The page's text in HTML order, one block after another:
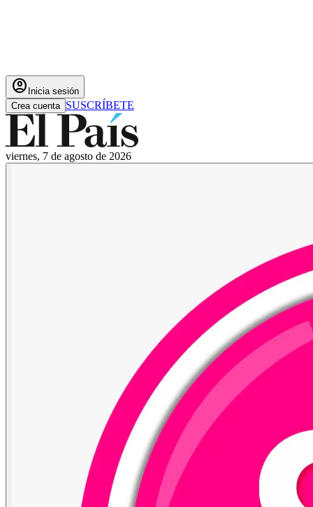
account_circle Inicia sesión
Crea cuenta SUSCRÍBETE
viernes, 7 de agosto de 2026